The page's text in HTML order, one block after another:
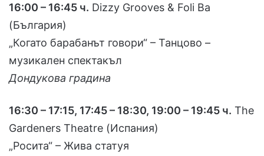
16:00 – 16:45 ч. Dizzy Grooves & Foli Ba
(България)
„Когато барабанът говори“ – Танцово –
музикален спектакъл
Дондукова градина
16:30 – 17:15, 17:45 – 18:30, 19:00 – 19:45 ч. The
Gardeners Theatre (Испания)
„Росита“ – Жива статуя